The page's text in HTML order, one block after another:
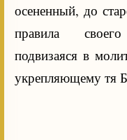
осененный, до
правила
подвизаяся в
укрепляющему тя